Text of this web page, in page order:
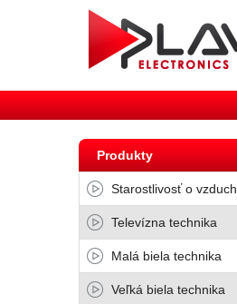
Produkty
Starostlivosť o vzduch
Televízna technika
Malá biela technika
Veľká biela technika